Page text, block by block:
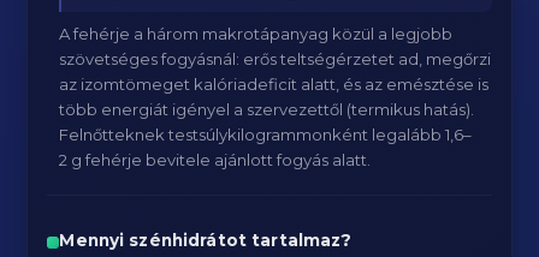
A fehérje a három makrotápanyag közül a legjobb
szövetséges fogyásnál: erős teltségérzetet ad, megőrzi
az izomtömeget kalóriadeficit alatt, és az emésztése is
több energiát igényel a szervezettől (termikus hatás).
Felnőtteknek testsúlykilogrammonként legalább 1,6–
2 g fehérje bevitele ajánlott fogyás alatt.
Mennyi szénhidrátot tartalmaz?